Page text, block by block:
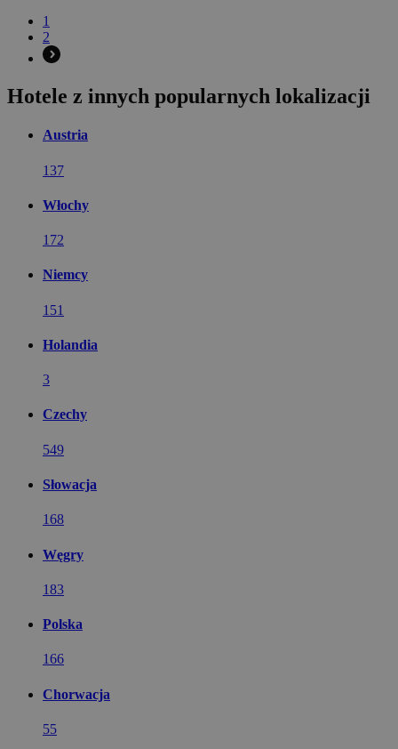
1
2
Hotele z innych popularnych lokalizacji
Austria
137
Włochy
172
Niemcy
151
Holandia
3
Czechy
549
Słowacja
168
Węgry
183
Polska
166
Chorwacja
55